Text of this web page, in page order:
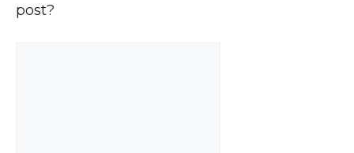
post?